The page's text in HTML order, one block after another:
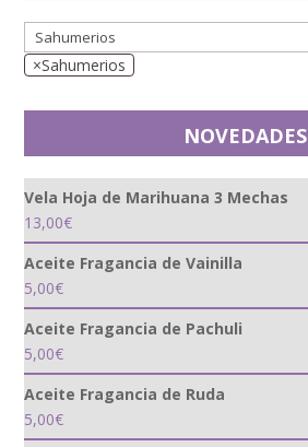
×Sahumerios
NOVEDADES
Vela Hoja de Marihuana 3 Mechas
13,00€
Aceite Fragancia de Vainilla
5,00€
Aceite Fragancia de Pachuli
5,00€
Aceite Fragancia de Ruda
5,00€